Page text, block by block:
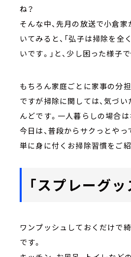
ね？
そんな中、先月の放送で小倉
いてみると、「弘子は掃除を
いです。」と、少し困った様子
もちろん家庭ごとに家事の分
ですが掃除に関しては、気づ
んどです。一人暮らしの場合は
今日は、普段からサクっとやっ
単に身に付くお掃除習慣をご紹
「スプレーグ
ワンプッシュしておくだけで
です。